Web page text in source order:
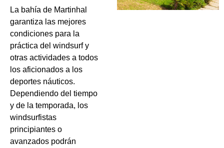
La bahía de Martinhal
garantiza las mejores
condiciones para la
práctica del windsurf y
otras actividades a todos
los aficionados a los
deportes náuticos.
Dependiendo del tiempo
y de la temporada, los
windsurfistas
principiantes o
avanzados podrán